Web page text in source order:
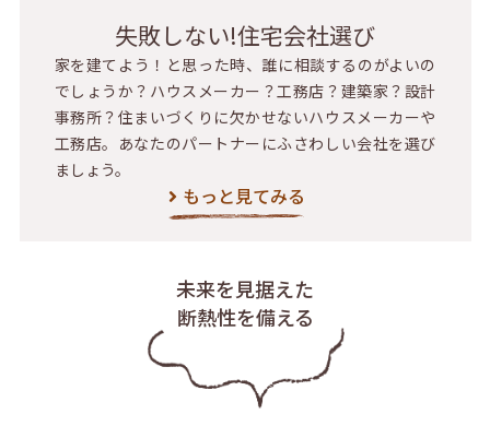
失敗しない!住宅会社選び
家を建てよう！と思った時、誰に相談するのがよいの
でしょうか？ハウスメーカー？工務店？建築家？設計
事務所？住まいづくりに欠かせないハウスメーカーや
工務店。あなたのパートナーにふさわしい会社を選び
ましょう。
もっと見てみる
未来を見据えた
断熱性を備える